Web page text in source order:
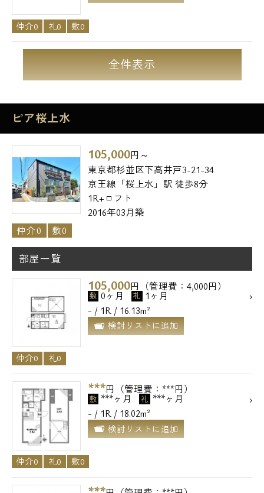
仲介0 礼0 敷0
全件表示
ピア桜上水
105,000円～
東京都杉並区下高井戸3-21-34
京王線「桜上水」駅 徒歩8分
1R+ロフト
2016年03月築
仲介0
敷0
部屋一覧
105,000円（管理費：4,000円）
敷 0ヶ月 礼 1ヶ月
- / 1R / 16.13m²
検討リストに追加
仲介0 礼0
***円（管理費：***円）
敷 ***ヶ月 礼 ***ヶ月
- / 1R / 18.02m²
検討リストに追加
仲介0 礼0 敷0